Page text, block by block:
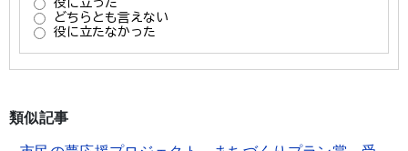
類似記事